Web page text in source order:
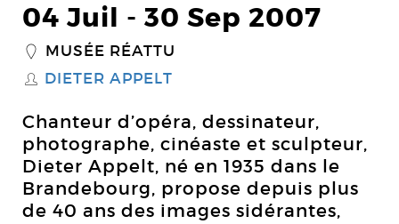
04 Juil - 30 Sep 2007
_ MUSÉE RÉATTU
S DIETER APPELT
Chanteur d’opéra, dessinateur,
photographe, cinéaste et sculpteur,
Dieter Appelt, né en 1935 dans le
Brandebourg, propose depuis plus
de 40 ans des images sidérantes,